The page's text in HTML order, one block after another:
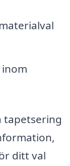
tapetsering
ditt val